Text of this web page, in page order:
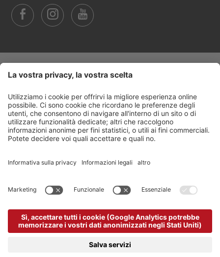
Informativa privacy
Dichiarazione di accessibilità
produced by
powered by